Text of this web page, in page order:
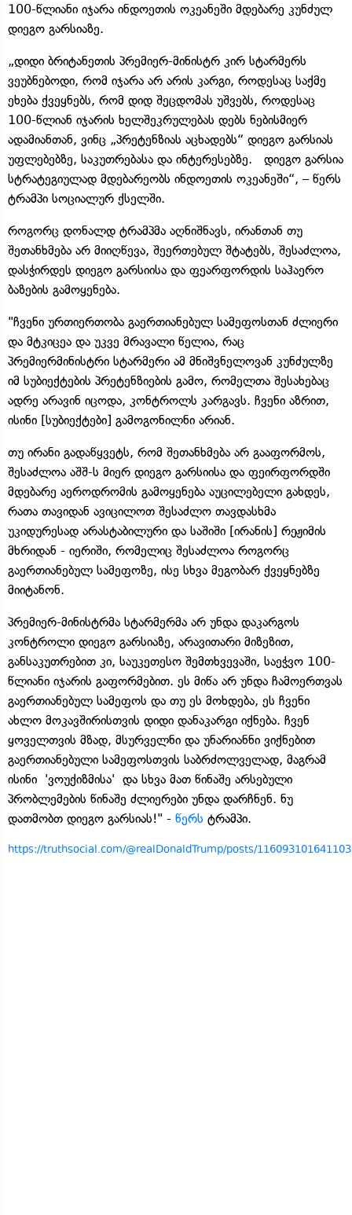
100-წლიანი იჯარა ინდოეთის ოკეანეში მდებარე კუნძულ
დიეგო გარსიაზე.
„დიდი ბრიტანეთის პრემიერ-მინისტრ კირ სტარმერს
ვეუბნებოდი, რომ იჯარა არ არის კარგი, როდესაც საქმე
ეხება ქვეყნებს, რომ დიდ შეცდომას უშვებს, როდესაც
100-წლიან იჯარის ხელშეკრულებას დებს ნებისმიერ
ადამიანთან, ვინც „პრეტენზიას აცხადებს“ დიეგო გარსიას
უფლებებზე, საკუთრებასა და ინტერესებზე. დიეგო გარსია
სტრატეგიულად მდებარეობს ინდოეთის ოკეანეში“, – წერს
ტრამპი სოციალურ ქსელში.
როგორც დონალდ ტრამპმა აღნიშნავს, ირანთან თუ
შეთანხმება არ მიიღწევა, შეერთებულ შტატებს, შესაძლოა,
დასჭირდეს დიეგო გარსიისა და ფეარფორდის საჰაერო
ბაზების გამოყენება.
"ჩვენი ურთიერთობა გაერთიანებულ სამეფოსთან ძლიერი
და მტკიცეა და უკვე მრავალი წელია, რაც
პრემიერმინისტრი სტარმერი ამ მნიშვნელოვან კუნძულზე
იმ სუბიექტების პრეტენზიების გამო, რომელთა შესახებაც
ადრე არავინ იცოდა, კონტროლს კარგავს. ჩვენი აზრით,
ისინი [სუბიექტები] გამოგონილნი არიან.
თუ ირანი გადაწყვეტს, რომ შეთანხმება არ გააფორმოს,
შესაძლოა აშშ-ს მიერ დიეგო გარსიისა და ფეირფორდში
მდებარე აეროდრომის გამოყენება აუცილებელი გახდეს,
რათა თავიდან ავიცილოთ შესაძლო თავდასხმა
უკიდურესად არასტაბილური და საშიში [ირანის] რეჟიმის
მხრიდან - იერიში, რომელიც შესაძლოა როგორც
გაერთიანებულ სამეფოზე, ისე სხვა მეგობარ ქვეყნებზე
მიიტანონ.
პრემიერ-მინისტრმა სტარმერმა არ უნდა დაკარგოს
კონტროლი დიეგო გარსიაზე, არავითარი მიზეზით,
განსაკუთრებით კი, საუკეთესო შემთხვევაში, საეჭვო 100-
წლიანი იჯარის გაფორმებით. ეს მიწა არ უნდა ჩამოერთვას
გაერთიანებულ სამეფოს და თუ ეს მოხდება, ეს ჩვენი
ახლო მოკავშირისთვის დიდი დანაკარგი იქნება. ჩვენ
ყოველთვის მზად, მსურველნი და უნარიანნი ვიქნებით
გაერთიანებული სამეფოსთვის საბრძოლველად, მაგრამ
ისინი 'ვოუქიზმისა' და სხვა მათ წინაშე არსებული
პრობლემების წინაშე ძლიერები უნდა დარჩნენ. ნუ
დათმობთ დიეგო გარსიას!" - წერს ტრამპი.
https://truthsocial.com/@realDonaldTrump/posts/